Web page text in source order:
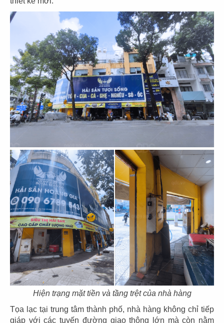
Hiện trạng mặt tiền và tầng trệt của nhà hàng
Tọa lạc tại trung tâm thành phố, nhà hàng không chỉ tiếp
giáp với các tuyến đường giao thông lớn mà còn nằm
71
BẾP TRUNG TÂM
The Street
72
JOLLIBEE
CN Cần Thơ
73
JOLLIBEE
CN Long Khánh
74
JOLLIBEE
CN Vĩnh Long
75
HẢI SẢN HOÀNG GIA
CN Mũi Né
76
HẢI SẢN HOÀNG GIA
CN Lý Tự Trọng